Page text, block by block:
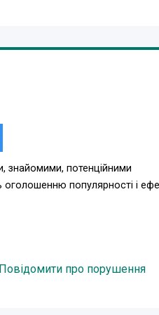
знайомими, потенційними
популярності і
Повідомити про порушення